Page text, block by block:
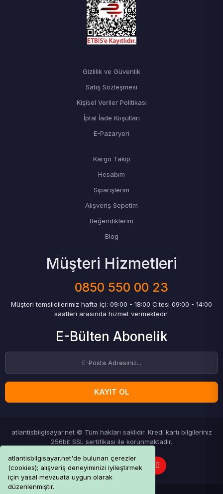
atlantisbilgisayar.net'de bulunan çerezler
(cookies); alışveriş deneyiminizi iyileştirmek
için yasal mevzuata uygun olarak
düzenlenmiştir.
Gizlilik ve Güvenlik
Satış Sözleşmesi
Kişisel Veriler Politikası
İptal İade Koşulları
E-Pazaryeri
Kargo Takip
Hesabım
Siparişlerim
Alışveriş Sepetim
Beğendiklerim
Blog
Müşteri Hizmetleri
0850 550 00 23
Müşteri temsilcilerimiz hafta içi: 09:00 - 18:00 C.tesi 09:00 - 14:00
saatleri arasında hizmet vermektedir.
E-Bülten Abonelik
KAYIT OL
atlantisbilgisayar.net © Tüm hakları saklıdır. Kredi kartı bilgileriniz
256bit SSL sertifikası ile korunmaktadır.